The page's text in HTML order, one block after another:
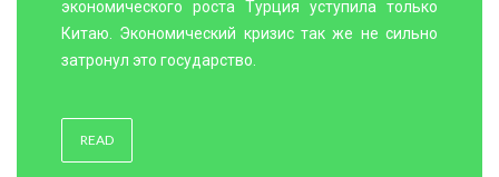
экономического роста Турция уступила только
Китаю. Экономический кризис так же не сильно
затронул это государство.
READ